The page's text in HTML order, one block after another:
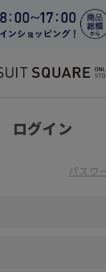
ログイン
パスワ